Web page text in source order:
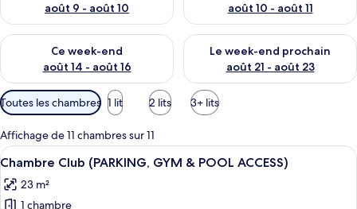
août 9 - août 10
août 10 - août 11
Ce week-end
août 14 - août 16
Vérifier la disponibilité pour ce week-end août 14 - août 16
Le week-end prochain
août 21 - août 23
Vérifier la disponibilité pour
Filtres
disponibles
pour
les
chambres
Toutes les chambres 1 lit 2 lits 3+ lits
Affichage de 11 chambres sur 11
Afficher
toutes
les
Une chambre à coucher avec un lit,
7
Chambre Club (PARKING, GYM & POOL ACCESS)
23 m²
1 chambre